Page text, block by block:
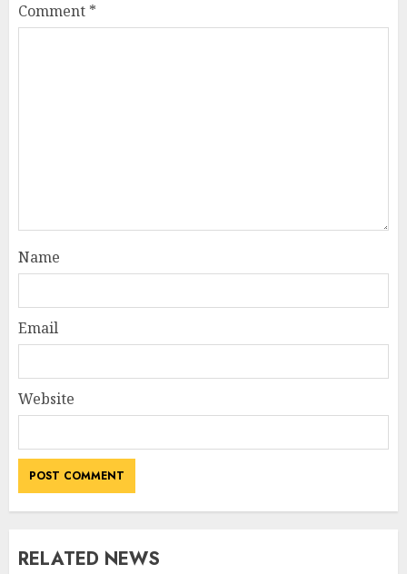
Comment *
Name
Email
Website
RELATED NEWS